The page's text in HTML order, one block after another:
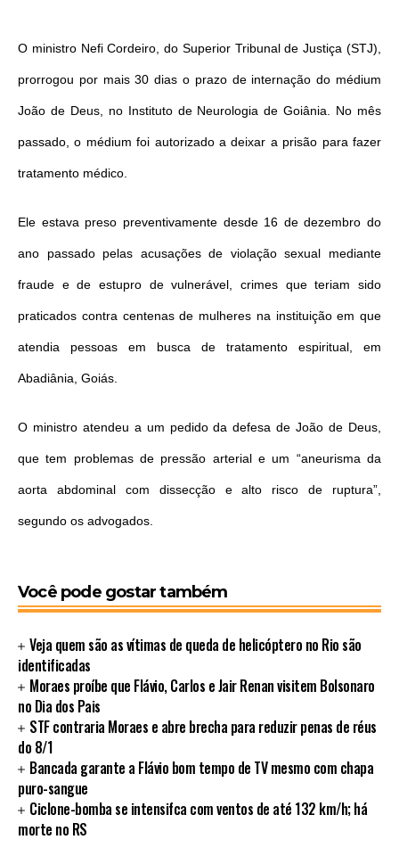
O ministro Nefi Cordeiro, do Superior Tribunal de Justiça (STJ),
prorrogou por mais 30 dias o prazo de internação do médium
João de Deus, no Instituto de Neurologia de Goiânia. No mês
passado, o médium foi autorizado a deixar a prisão para fazer
tratamento médico.
Ele estava preso preventivamente desde 16 de dezembro do
ano passado pelas acusações de violação sexual mediante
fraude e de estupro de vulnerável, crimes que teriam sido
praticados contra centenas de mulheres na instituição em que
atendia pessoas em busca de tratamento espiritual, em
Abadiânia, Goiás.
O ministro atendeu a um pedido da defesa de João de Deus,
que tem problemas de pressão arterial e um “aneurisma da
aorta abdominal com dissecção e alto risco de ruptura”,
segundo os advogados.
Você pode gostar também
Veja quem são as vítimas de queda de helicóptero no Rio são
identificadas
Moraes proíbe que Flávio, Carlos e Jair Renan visitem Bolsonaro
no Dia dos Pais
STF contraria Moraes e abre brecha para reduzir penas de réus
do 8/1
Bancada garante a Flávio bom tempo de TV mesmo com chapa
puro-sangue
Ciclone-bomba se intensifca com ventos de até 132 km/h; há
morte no RS